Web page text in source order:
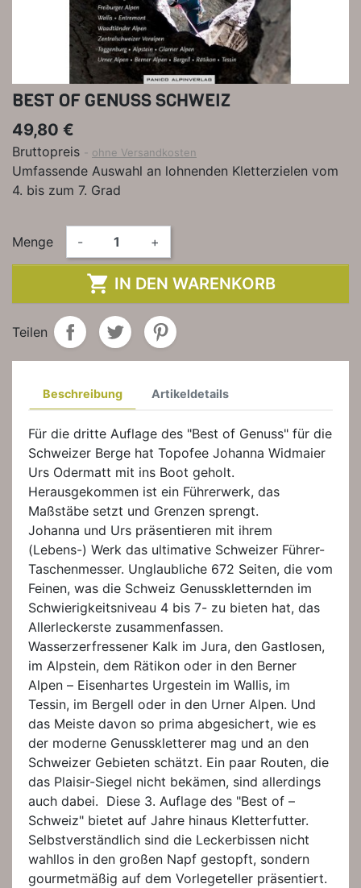
BEST OF GENUSS SCHWEIZ
49,80 €
Bruttopreis ohne Versandkosten
Umfassende Auswahl an lohnenden Kletterzielen vom
4. bis zum 7. Grad
Menge - +
 IN DEN WARENKORB
Teilen
Beschreibung Artikeldetails
Für die dritte Auflage des "Best of Genuss" für die
Schweizer Berge hat Topofee Johanna Widmaier
Urs Odermatt mit ins Boot geholt.
Herausgekommen ist ein Führerwerk, das
Maßstäbe setzt und Grenzen sprengt.
Johanna und Urs präsentieren mit ihrem
(Lebens-) Werk das ultimative Schweizer Führer-
Taschenmesser. Unglaubliche 672 Seiten, die vom
Feinen, was die Schweiz Genusskletternden im
Schwierigkeitsniveau 4 bis 7- zu bieten hat, das
Allerleckerste zusammenfassen.
Wasserzerfressener Kalk im Jura, den Gastlosen,
im Alpstein, dem Rätikon oder in den Berner
Alpen – Eisenhartes Urgestein im Wallis, im
Tessin, im Bergell oder in den Urner Alpen. Und
das Meiste davon so prima abgesichert, wie es
der moderne Genusskletterer mag und an den
Schweizer Gebieten schätzt. Ein paar Routen, die
das Plaisir-Siegel nicht bekämen, sind allerdings
auch dabei. Diese 3. Auflage des "Best of –
Schweiz" bietet auf Jahre hinaus Kletterfutter.
Selbstverständlich sind die Leckerbissen nicht
wahllos in den großen Napf gestopft, sondern
gourmetmäßig auf dem Vorlegeteller präsentiert.